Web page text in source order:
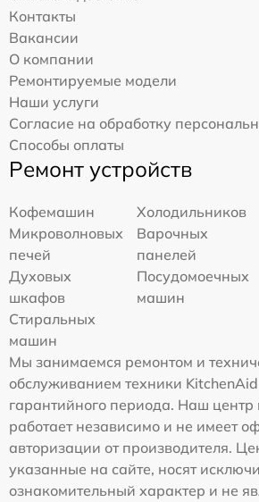
Контакты
Вакансии
О компании
Ремонтируемые модели
Наши услуги
Согласие на обработку
Способы оплаты
Ремонт устройств
Кофемашин
Холодильников
Микроволновых
печей
Варочных
панелей
Духовых
шкафов
Посудомоечных
машин
Стиральных
машин
Мы занимаемся ремонтом и
обслуживанием техники
гарантийного периода. Наш центр
работает независимо и не имеет
авторизации от производителя.
указанные на сайте, носят
ознакомительный характер и не